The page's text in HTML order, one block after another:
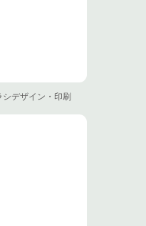
デザイン・印刷